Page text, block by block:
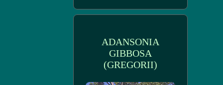
ADANSONIA
GIBBOSA
(GREGORII)